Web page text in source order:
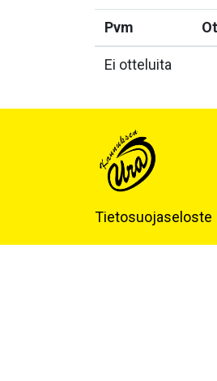
Pvm
Ei otteluita
Tietosuojaseloste